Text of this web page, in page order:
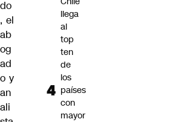
do
, el
ab
og
ad
o y
an
ali
llega
al
top
ten
de
los
países
con
mayor